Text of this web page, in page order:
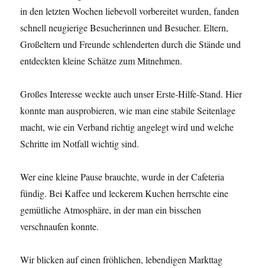
in den letzten Wochen liebevoll vorbereitet wurden, fanden
schnell neugierige Besucherinnen und Besucher. Eltern,
Großeltern und Freunde schlenderten durch die Stände und
entdeckten kleine Schätze zum Mitnehmen.
Großes Interesse weckte auch unser Erste-Hilfe-Stand. Hier
konnte man ausprobieren, wie man eine stabile Seitenlage
macht, wie ein Verband richtig angelegt wird und welche
Schritte im Notfall wichtig sind.
Wer eine kleine Pause brauchte, wurde in der Cafeteria
fündig. Bei Kaffee und leckerem Kuchen herrschte eine
gemütliche Atmosphäre, in der man ein bisschen
verschnaufen konnte.
Wir blicken auf einen fröhlichen, lebendigen Markttag